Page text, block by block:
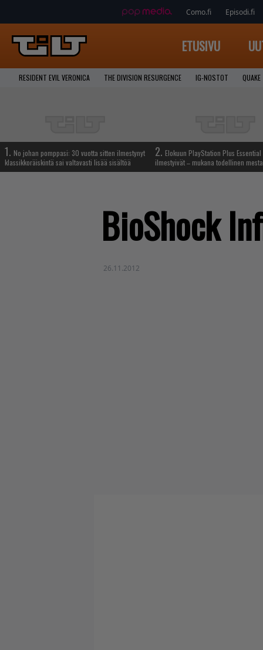
Como.fi Episodi.fi
ETUSIVU
RESIDENT EVIL VERONICA THE DIVISION RESURGENCE IG-NOSTOT QUAKE
1. No johan pomppasi: 30 vuotta sitten ilmestynyt
klassikkoräiskintä sai valtavasti lisää sisältöä
2. Elokuun PlayStation Plus
ilmestyivät – mukana todellinen
BioShock
26.11.2012